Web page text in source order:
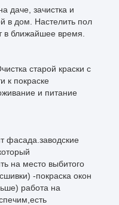
даче, зачистка и
в дом. Настелить пол
в ближайшее время.
старой краски с
к покраске
и питание
фасада.заводские
на место выбитого
-покраска окон
работа на